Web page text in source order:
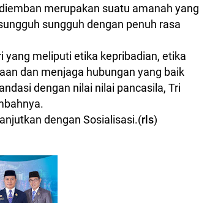
merupakan suatu amanah yang
sungguh dengan penuh rasa
yang meliputi etika kepribadian, etika
dan menjaga hubungan yang baik
dengan nilai nilai pancasila, Tri
dengan Sosialisasi.(rls)